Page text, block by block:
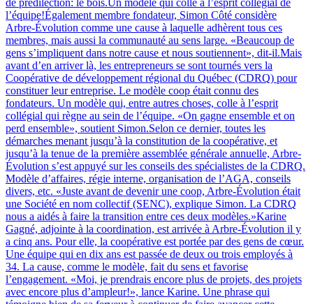
de prédilection: le bois.Un modèle qui colle à l’esprit collégial de
l’équipe!Également membre fondateur, Simon Côté considère
Arbre-Évolution comme une cause à laquelle adhèrent tous ces
membres, mais aussi la communauté au sens large. «Beaucoup de
gens s’impliquent dans notre cause et nous soutiennent», dit-il.Mais
avant d’en arriver là, les entrepreneurs se sont tournés vers la
Coopérative de développement régional du Québec (CDRQ) pour
constituer leur entreprise. Le modèle coop était connu des
fondateurs. Un modèle qui, entre autres choses, colle à l’esprit
collégial qui règne au sein de l’équipe. «On gagne ensemble et on
perd ensemble», soutient Simon.Selon ce dernier, toutes les
démarches menant jusqu’à la constitution de la coopérative, et
jusqu’à la tenue de la première assemblée générale annuelle, Arbre-
Évolution s’est appuyé sur les conseils des spécialistes de la CDRQ.
Modèle d’affaires, régie interne, organisation de l’AGA, conseils
divers, etc. «Juste avant de devenir une coop, Arbre-Évolution était
une Société en nom collectif (SENC), explique Simon. La CDRQ
nous a aidés à faire la transition entre ces deux modèles.»Karine
Gagné, adjointe à la coordination, est arrivée à Arbre-Évolution il y
a cinq ans. Pour elle, la coopérative est portée par des gens de cœur.
Une équipe qui en dix ans est passée de deux ou trois employés à
34. La cause, comme le modèle, fait du sens et favorise
l’engagement. «Moi, je prendrais encore plus de projets, des projets
avec encore plus d’ampleur!», lance Karine. Une phrase qui